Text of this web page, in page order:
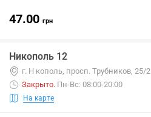
47.00 грн
Никополь 12
г. Н кополь, просп. Трубников, 25/2
Закрыто. Пн-Вс: 08:00-20:00
На карте